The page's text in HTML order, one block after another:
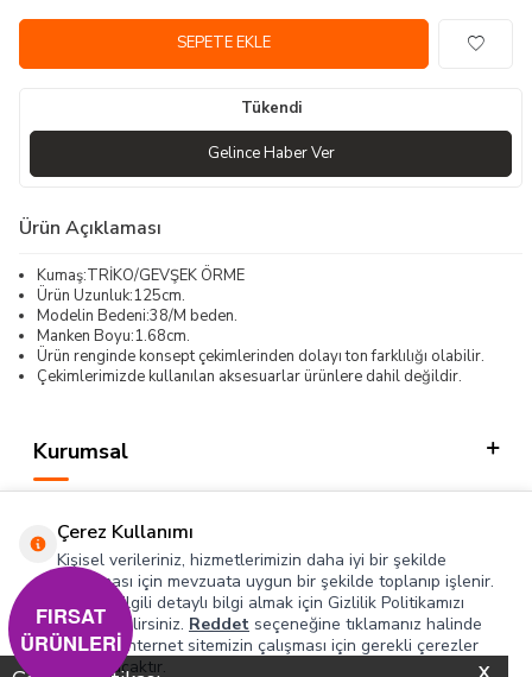
SEPETE EKLE
Tükendi
Gelince Haber Ver
Ürün Açıklaması
Kumaş:TRİKO/GEVŞEK ÖRME
Ürün Uzunluk:125cm.
Modelin Bedeni:38/M beden.
Manken Boyu:1.68cm.
Ürün renginde konsept çekimlerinden dolayı ton farklılığı olabilir.
Çekimlerimizde kullanılan aksesuarlar ürünlere dahil değildir.
Kurumsal
Hızlı Erişim
Sosyal
Adres & İletişim
Çerez Kullanımı
Kişisel verileriniz, hizmetlerimizin daha iyi bir şekilde
sunulması için mevzuata uygun bir şekilde toplanıp işlenir.
Konuyla ilgili detaylı bilgi almak için Gizlilik Politikamızı
inceleyebilirsiniz. Reddet seçeneğine tıklamanız halinde
yalnızca internet sitemizin çalışması için gerekli çerezler
kullanılacaktır.
FIRSAT
ÜRÜNLERİ